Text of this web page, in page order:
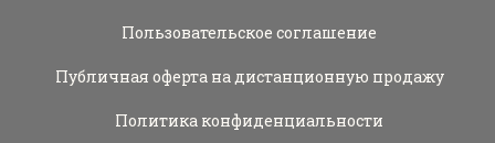
Пользовательское соглашение
Публичная оферта на дистанционную продажу
Политика конфиденциальности